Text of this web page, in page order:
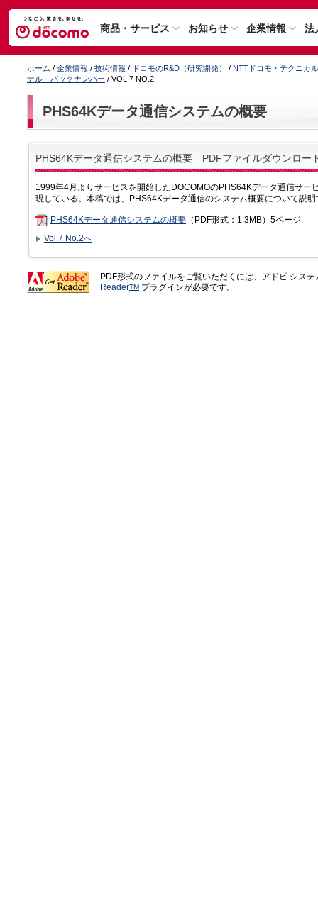
商品・サービス お知らせ 企業情報 法
ホーム / 企業情報 / 技術情報 / ドコモのR&D（研究開発） / NTTドコモ・テクニカ
ナル バックナンバー / VOL.7 NO.2
PHS64Kデータ通信システムの概要
PHS64Kデータ通信システムの概要 PDFファイルダウンロー
1999年4月よりサービスを開始したDOCOMOのPHS64Kデータ通信サー
現している。本稿では、PHS64Kデータ通信のシステム概要について説明
PHS64Kデータ通信システムの概要 （PDF形式：1.3MB）5ページ
Vol.7 No.2へ
PDF形式のファイルをご覧いただくには、アドビ シス
ReaderTM プラグインが必要です。